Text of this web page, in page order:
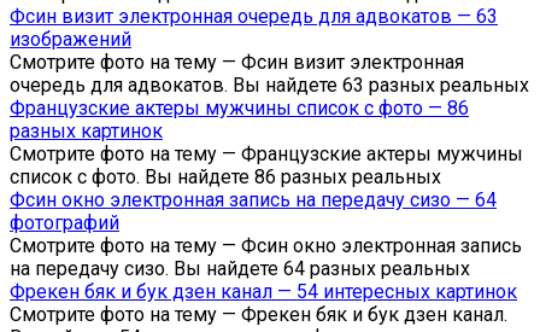
Фсин визит электронная очередь для адвокатов — 63
изображений
Смотрите фото на тему — Фсин визит электронная
очередь для адвокатов. Вы найдете 63 разных реальных
Французские актеры мужчины список с фото — 86
разных картинок
Смотрите фото на тему — Французские актеры мужчины
список с фото. Вы найдете 86 разных реальных
Фсин окно электронная запись на передачу сизо — 64
фотографий
Смотрите фото на тему — Фсин окно электронная запись
на передачу сизо. Вы найдете 64 разных реальных
Фрекен бяк и бук дзен канал — 54 интересных картинок
Смотрите фото на тему — Фрекен бяк и бук дзен канал.